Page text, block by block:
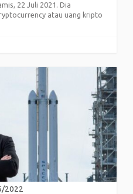
22 Juli 2021. Dia
atau uang kripto
2022